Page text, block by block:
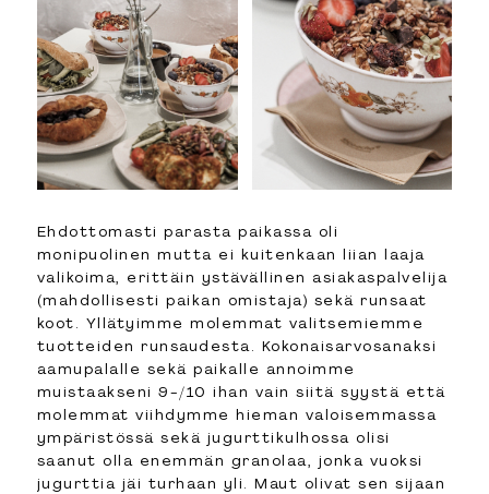
Ehdottomasti parasta paikassa oli
monipuolinen mutta ei kuitenkaan liian laaja
valikoima, erittäin ystävällinen asiakaspalvelija
(mahdollisesti paikan omistaja) sekä runsaat
koot. Yllätyimme molemmat valitsemiemme
tuotteiden runsaudesta. Kokonaisarvosanaksi
aamupalalle sekä paikalle annoimme
muistaakseni 9-/10 ihan vain siitä syystä että
molemmat viihdymme hieman valoisemmassa
ympäristössä sekä jugurttikulhossa olisi
saanut olla enemmän granolaa, jonka vuoksi
jugurttia jäi turhaan yli. Maut olivat sen sijaan